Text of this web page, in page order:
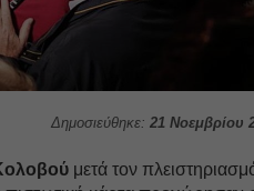
Δημοσιεύθηκε: 21 Νοεμβρίου
μετά τον